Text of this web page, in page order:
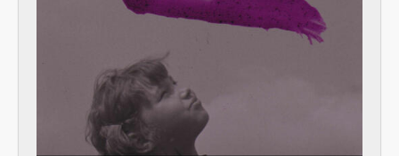
[Subseries] Čas zkoušky
[Subseries] Musica Picta – Hodina slavnosti
[Subseries] Musica Picta – Minuty strachu
[Subseries] Musica Picta – Čas smutku
[Subseries] Velká dětská symfonie
[Subseries] Musica Picta – Čas tance